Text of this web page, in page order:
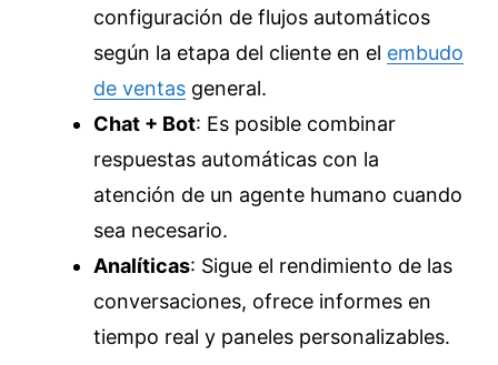
configuración de flujos automáticos
según la etapa del cliente en el embudo
de ventas general.
Chat + Bot: Es posible combinar
respuestas automáticas con la
atención de un agente humano cuando
sea necesario.
Analíticas: Sigue el rendimiento de las
conversaciones, ofrece informes en
tiempo real y paneles personalizables.